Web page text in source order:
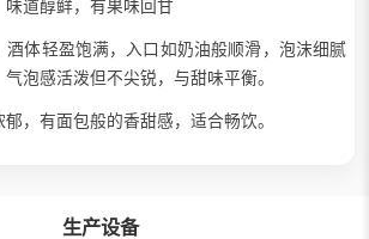
味道醇鲜，有果味回甘
酒体轻盈饱满，入口如奶油般顺滑，泡沫细腻
泡感活泼但不尖锐，与甜味平衡。
郁，有面包般的香甜感，适合畅饮。
生产设备